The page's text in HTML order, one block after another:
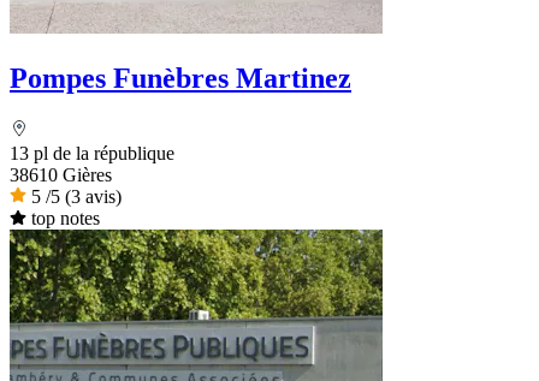
Pompes Funèbres Martinez
13 pl de la république
38610 Gières
5 /5 (3 avis)
top notes